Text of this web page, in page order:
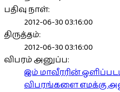
பதிவு நாள்:
2012-06-30 03:16:00
திருத்தம்:
2012-06-30 03:16:00
விபரம் அனுப்ப:
இம் மாவீரரின்
விபரங்களை எமக்கு